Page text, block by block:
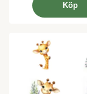
Köp